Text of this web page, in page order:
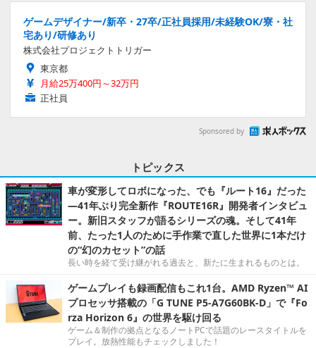
ゲームデザイナー/新卒・27卒/正社員採用/未経験OK/寮・社
宅あり/研修あり
株式会社プロジェクトトリガー
東京都
月給25万400円～32万円
正社員
Sponsored by
トピックス
車が変形してロボになった、でも『ルート16』だった
―41年ぶり完全新作『ROUTE16R』開発者インタビュ
ー。新旧スタッフが語るシリーズの魂。そして41年
前、たった1人のために手作業で直した世界に1本だけ
の“幻のカセット”の話
長い時を経て受け継がれる過去と、新たに生まれるものとは。
ゲームプレイも録画配信もこれ1台。AMD Ryzen™ AI
プロセッサ搭載の「G TUNE P5-A7G60BK-D」で『Fo
rza Horizon 6』の世界を駆け回る
ゲーム＆制作の拠点となるノートPCで話題のレースタイトルを
プレイ。放熱性能もチェックしました！